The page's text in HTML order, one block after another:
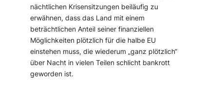
nächtlichen Krisensitzungen beiläufig zu
erwähnen, dass das Land mit einem
beträchtlichen Anteil seiner finanziellen
Möglichkeiten plötzlich für die halbe EU
einstehen muss, die wiederum „ganz plötzlich“
über Nacht in vielen Teilen schlicht bankrott
geworden ist.